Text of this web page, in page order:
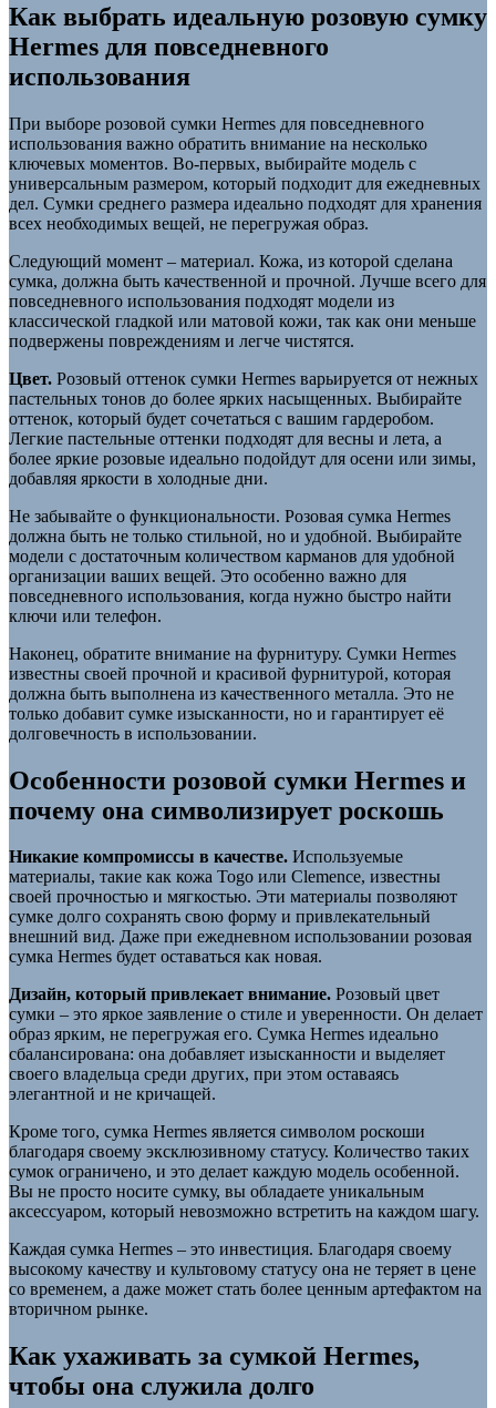
Как выбрать идеальную розовую сумку
Hermes для повседневного
использования
При выборе розовой сумки Hermes для повседневного
использования важно обратить внимание на несколько
ключевых моментов. Во-первых, выбирайте модель с
универсальным размером, который подходит для ежедневных
дел. Сумки среднего размера идеально подходят для хранения
всех необходимых вещей, не перегружая образ.
Следующий момент – материал. Кожа, из которой сделана
сумка, должна быть качественной и прочной. Лучше всего для
повседневного использования подходят модели из
классической гладкой или матовой кожи, так как они меньше
подвержены повреждениям и легче чистятся.
Цвет. Розовый оттенок сумки Hermes варьируется от нежных
пастельных тонов до более ярких насыщенных. Выбирайте
оттенок, который будет сочетаться с вашим гардеробом.
Легкие пастельные оттенки подходят для весны и лета, а
более яркие розовые идеально подойдут для осени или зимы,
добавляя яркости в холодные дни.
Не забывайте о функциональности. Розовая сумка Hermes
должна быть не только стильной, но и удобной. Выбирайте
модели с достаточным количеством карманов для удобной
организации ваших вещей. Это особенно важно для
повседневного использования, когда нужно быстро найти
ключи или телефон.
Наконец, обратите внимание на фурнитуру. Сумки Hermes
известны своей прочной и красивой фурнитурой, которая
должна быть выполнена из качественного металла. Это не
только добавит сумке изысканности, но и гарантирует её
долговечность в использовании.
Особенности розовой сумки Hermes и
почему она символизирует роскошь
Никакие компромиссы в качестве. Используемые
материалы, такие как кожа Togo или Clemence, известны
своей прочностью и мягкостью. Эти материалы позволяют
сумке долго сохранять свою форму и привлекательный
внешний вид. Даже при ежедневном использовании розовая
сумка Hermes будет оставаться как новая.
Дизайн, который привлекает внимание. Розовый цвет
сумки – это яркое заявление о стиле и уверенности. Он делает
образ ярким, не перегружая его. Сумка Hermes идеально
сбалансирована: она добавляет изысканности и выделяет
своего владельца среди других, при этом оставаясь
элегантной и не кричащей.
Кроме того, сумка Hermes является символом роскоши
благодаря своему эксклюзивному статусу. Количество таких
сумок ограничено, и это делает каждую модель особенной.
Вы не просто носите сумку, вы обладаете уникальным
аксессуаром, который невозможно встретить на каждом шагу.
Каждая сумка Hermes – это инвестиция. Благодаря своему
высокому качеству и культовому статусу она не теряет в цене
со временем, а даже может стать более ценным артефактом на
вторичном рынке.
Как ухаживать за сумкой Hermes,
чтобы она служила долго